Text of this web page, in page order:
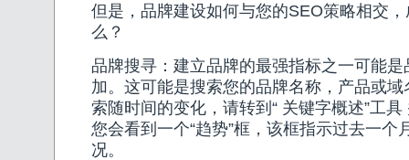
但是，品牌建设如何与您的SEO策略相交
么？
品牌搜寻：建立品牌的最强指标之一可能
加。这可能是搜索您的品牌名称，产品或
索随时间的变化，请转到“ 关键字概述”工
您会看到一个“趋势”框，该框指示过去一个
况。